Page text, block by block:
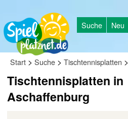
Suche Neu
Start > Suche > Tischtennisplatten >
Tischtennisplatten in
Aschaffenburg